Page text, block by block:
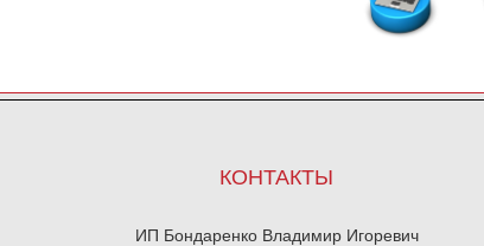
КОНТАКТЫ
ИП Бондаренко Владимир Игоревич